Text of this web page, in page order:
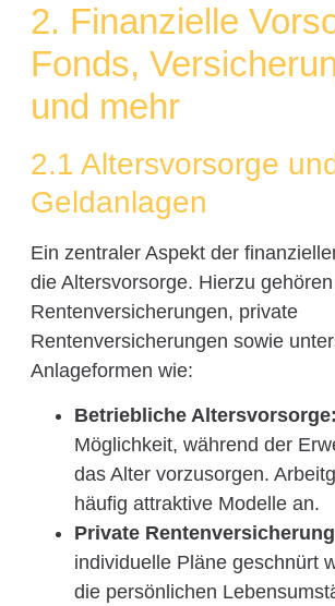
2. Finanzielle
Fonds,
und mehr
2.1 Altersvorsorge
Geldanlagen
Ein zentraler Aspekt der
die Altersvorsorge. Hierzu
Rentenversicherungen, private
Rentenversicherungen sowie
Anlageformen wie:
Betriebliche Altersvorsorge:
Möglichkeit, während der
das Alter vorzusorgen.
häufig attraktive Modelle an.
Private
individuelle Pläne geschnürt
die persönlichen